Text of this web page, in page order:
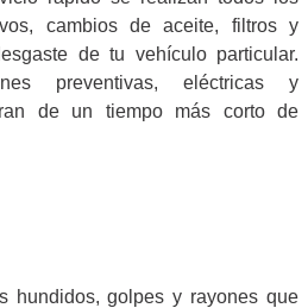
cambios de aceite, filtros y
de tu vehículo particular.
preventivas, eléctricas y
de un tiempo más corto de
hundidos, golpes y rayones que